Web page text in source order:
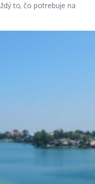
to, čo potrebuje na